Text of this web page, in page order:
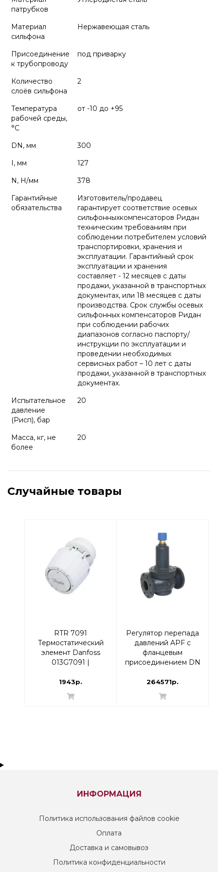
патрубков
Материал
сильфона
Нержавеющая сталь
Присоединение
к трубопроводу
под приварку
Количество
слоёв сильфона
2
Температура
рабочей среды,
°С
от -10 до +95
DN, мм
300
I, мм
127
N, Н/мм
378
Гарантийные
обязательства
Изготовитель/продавец
гарантирует соответствие осевых
сильфонныхкомпенсаторов Ридан
техническим требованиям при
соблюдении потребителем условий
транспортировки, хранения и
эксплуатации. Гарантийный срок
эксплуатации и хранения
составляет - 12 месяцев с даты
продажи, указанной в транспортных
документах, или 18 месяцев с даты
производства. Срок службы осевых
сильфонных компенсаторов Ридан
при соблюдении рабочих
диапазонов согласно паспорту/
инструкции по эксплуатации и
проведении необходимых
сервисных работ – 10 лет с даты
продажи, указанной в транспортных
документах.
Испытательное
давление
(Pисп), бар
20
Масса, кг, не
более
20
Случайные товары
RTR 7091
Термостатический
элемент Danfoss
013G7091 |
1943р.
Регулятор перепада
давлений APF с
фланцевым
присоединением DN
0,35 - 0,75 | 003Z5763
264571р.
ИНФОРМАЦИЯ
Политика использования файлов cookie
Оплата
Доставка и самовывоз
Политика конфиденциальности